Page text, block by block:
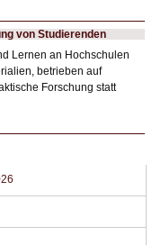
von Studierenden
Lernen an Hochschulen
betrieben auf
Forschung statt